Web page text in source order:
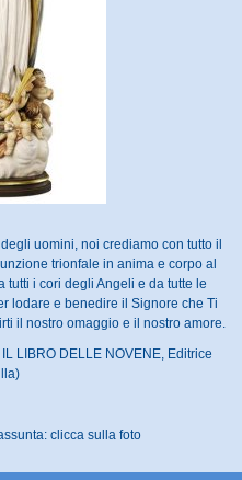
uomini, noi crediamo con tutto il
trionfale in anima e corpo al
i cori degli Angeli e da tutte le
lodare e benedire il Signore che Ti
il nostro omaggio e il nostro amore.
LIBRO DELLE NOVENE, Editrice
clicca sulla foto